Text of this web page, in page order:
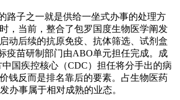
子之一就是供给一坐式办事的处理方
，当前，整合了包罗国度生物医学阐发
动后续的抗原免疫、抗体筛选、试剂盒
疫苗研制部门由ABO单元担任完成。成
国疾控核心（CDC）担任将分手出的病
钱反而是排名靠后的要素。占生物医药
办事属于相对成熟的业态。